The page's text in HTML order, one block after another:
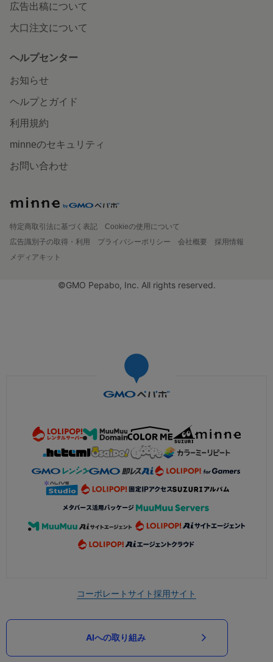
広告出稿について
大口注文について
ヘルプセンター
お知らせ
ヘルプとガイド
利用規約
minneのセキュリティ
お問い合わせ
特定商取引法に基づく表記
Cookieの使用について
広告識別子の取得・利用
プライバシーポリシー 会社概要
採用情報
メディアキット
©GMO Pepabo, Inc. All rights reserved.
コーポレートサイト採用サイト
AIへの取り組み